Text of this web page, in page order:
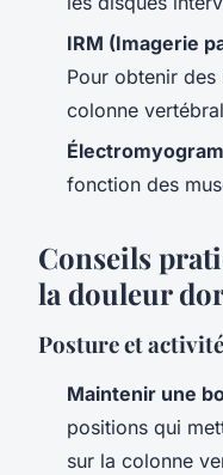
IRM (Imagerie
Pour obtenir des
colonne
fonction des
Conseils
la douleur
Posture et
Maintenir une
positions qui
sur la colonne